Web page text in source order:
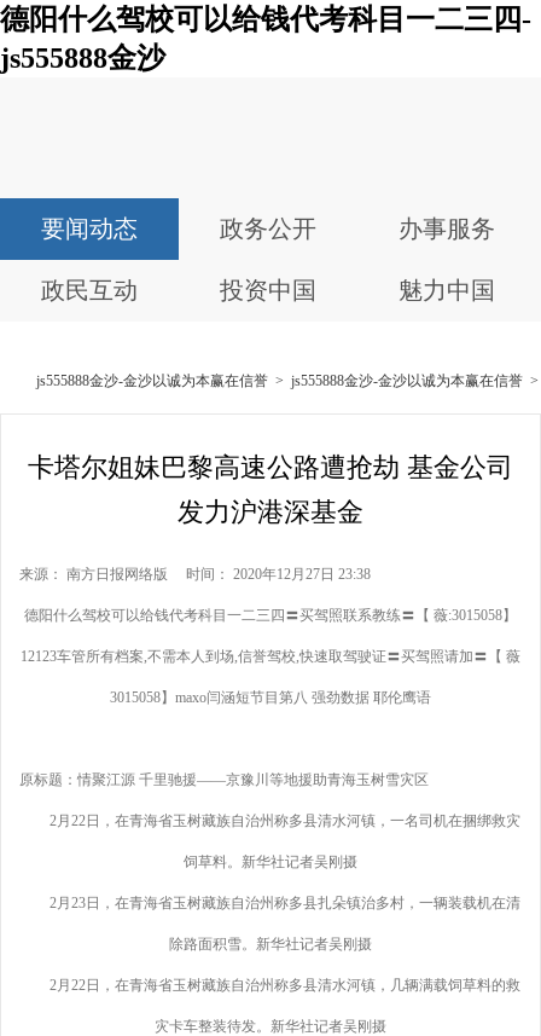
德阳什么驾校可以给钱代考科目一二三四-
js555888金沙
要闻动态 政务公开 办事服务
政民互动 投资中国 魅力中国
js555888金沙-金沙以诚为本赢在信誉 > js555888金沙-金沙以诚为本赢在信誉
卡塔尔姐妹巴黎高速公路遭抢劫 基金公司
发力沪港深基金
来源： 南方日报网络版 时间： 2020年12月27日 23:38
德阳什么驾校可以给钱代考科目一二三四〓买驾照联系教练〓【 薇:3015058】
12123车管所有档案,不需本人到场,信誉驾校,快速取驾驶证〓买驾照请加〓【 薇
3015058】maxo闫涵短节目第八 强劲数据 耶伦鹰语
原标题：情聚江源 千里驰援——京豫川等地援助青海玉树雪灾区
2月22日，在青海省玉树藏族自治州称多县清水河镇，一名司机在捆绑救灾
饲草料。新华社记者吴刚摄
2月23日，在青海省玉树藏族自治州称多县扎朵镇治多村，一辆装载机在清
除路面积雪。新华社记者吴刚摄
2月22日，在青海省玉树藏族自治州称多县清水河镇，几辆满载饲草料的救
灾卡车整装待发。新华社记者吴刚摄